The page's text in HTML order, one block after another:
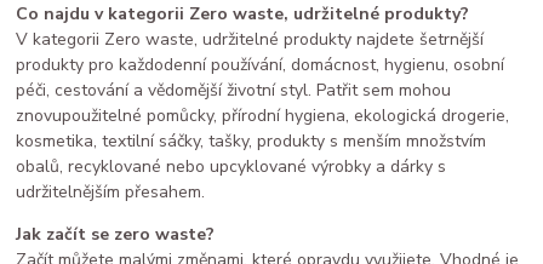
Co najdu v kategorii Zero waste, udržitelné produkty?
V kategorii Zero waste, udržitelné produkty najdete šetrnější
produkty pro každodenní používání, domácnost, hygienu, osobní
péči, cestování a vědomější životní styl. Patřit sem mohou
znovupoužitelné pomůcky, přírodní hygiena, ekologická drogerie,
kosmetika, textilní sáčky, tašky, produkty s menším množstvím
obalů, recyklované nebo upcyklované výrobky a dárky s
udržitelnějším přesahem.
Jak začít se zero waste?
Začít můžete malými změnami, které opravdu využijete. Vhodné je